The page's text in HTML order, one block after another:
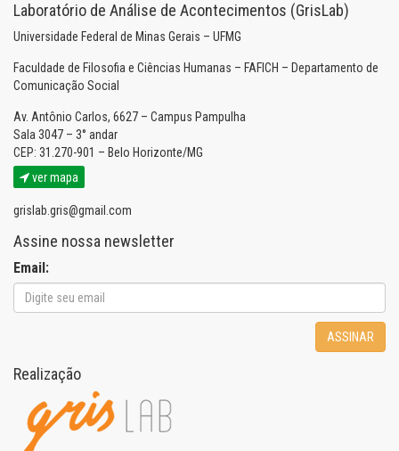
Laboratório de Análise de Acontecimentos (GrisLab)
Universidade Federal de Minas Gerais – UFMG
Faculdade de Filosofia e Ciências Humanas – FAFICH – Departamento de
Comunicação Social
Av. Antônio Carlos, 6627 – Campus Pampulha
Sala 3047 – 3° andar
CEP: 31.270-901 – Belo Horizonte/MG
ver mapa
grislab.gris@gmail.com
Assine nossa newsletter
Email:
ASSINAR
Realização